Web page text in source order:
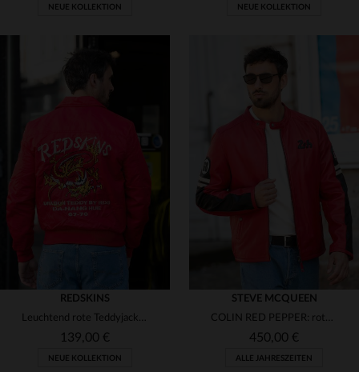
38
48
NEUE KOLLEKTION
44
NEUE KOLLEKTION
REDSKINS
Leuchtend rote Teddyjacke mit besticktem Hemdkragen und japanischer Inspiration
139,00 €
NEUE KOLLEKTION
STEVE MCQUEEN
COLIN RED PEPPER: rotes Schafleder, Motard-Kragen, lässig-sportlich.
450,00 €
ALLE JAHRESZEITEN